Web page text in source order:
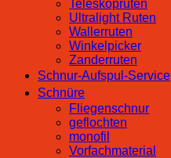
Teleskopruten
Ultralight Ruten
Wallerruten
Winkelpicker
Zanderruten
Schnur-Aufspul-Service
Schnüre
Fliegenschnur
geflochten
monofil
Vorfachmaterial